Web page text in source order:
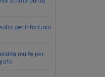
per infortunio
multe per